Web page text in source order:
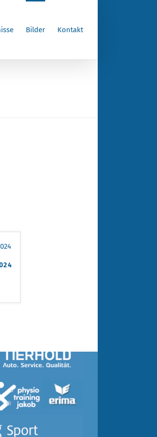
Bilder Kontakt